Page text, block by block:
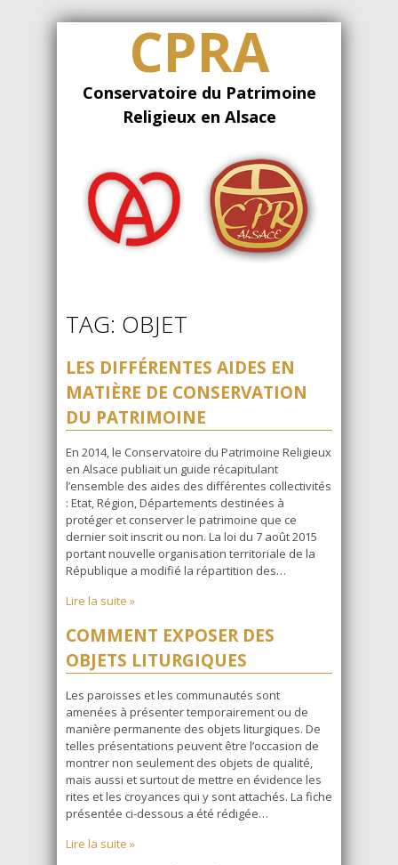
CPRA
Conservatoire du Patrimoine
Religieux en Alsace
TAG: OBJET
LES DIFFÉRENTES AIDES EN
MATIÈRE DE CONSERVATION
DU PATRIMOINE
En 2014, le Conservatoire du Patrimoine Religieux
en Alsace publiait un guide récapitulant
l’ensemble des aides des différentes collectivités
: Etat, Région, Départements destinées à
protéger et conserver le patrimoine que ce
dernier soit inscrit ou non. La loi du 7 août 2015
portant nouvelle organisation territoriale de la
République a modifié la répartition des…
Lire la suite »
COMMENT EXPOSER DES
OBJETS LITURGIQUES
Les paroisses et les communautés sont
amenées à présenter temporairement ou de
manière permanente des objets liturgiques. De
telles présentations peuvent être l’occasion de
montrer non seulement des objets de qualité,
mais aussi et surtout de mettre en évidence les
rites et les croyances qui y sont attachés. La fiche
présentée ci-dessous a été rédigée…
Lire la suite »